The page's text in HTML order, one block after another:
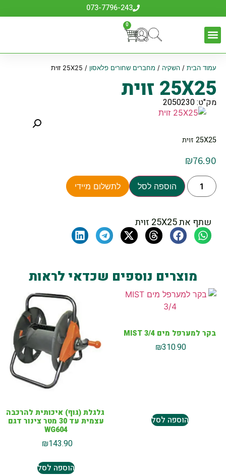
073-7796-243
0
עמוד הבית/ השקיה / מחברים שחורים פלאסון / 25X25 זוית
25X25 זוית
מק"ט: 2050230
25X25 זוית
₪76.90
הוספה לסל לתשלום מיידי
שתף את 25X25 זוית
מוצרים נוספים שכדאי לראות
בקר למערפל מים MIST 3/4
₪310.90
הוספה לסל
גלגלת (גוף) איכותית להרכבה
עצמית עד 30 מטר צינור דגם
WG604
₪143.90
הוספה לסל